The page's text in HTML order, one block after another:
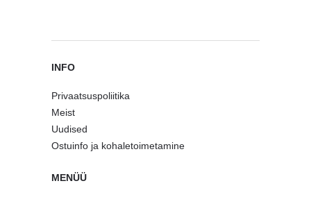
INFO
Privaatsuspoliitika
Meist
Uudised
Ostuinfo ja kohaletoimetamine
MENÜÜ